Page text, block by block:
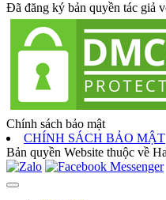
Đã đăng ký bản quyền tác giả
Chính sách bảo mật
CHÍNH SÁCH BẢO MẬT
Bản quyền Website thuộc về